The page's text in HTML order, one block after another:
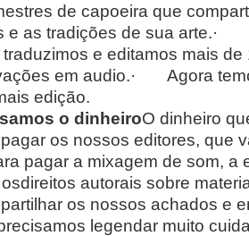
de capoeira que
e as tradições de sua arte.·
e editamos mais de
em audio.· Agora
edição.
o dinheiroO dinheiro
os nossos editores, que
pagar a mixagem de som, a
autorais sobre
os nossos achados e
legendar muito